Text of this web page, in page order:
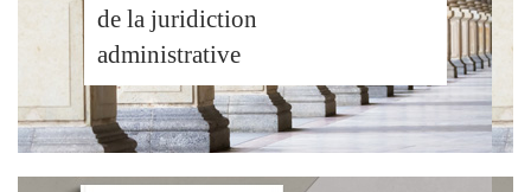
de la juridiction
administrative